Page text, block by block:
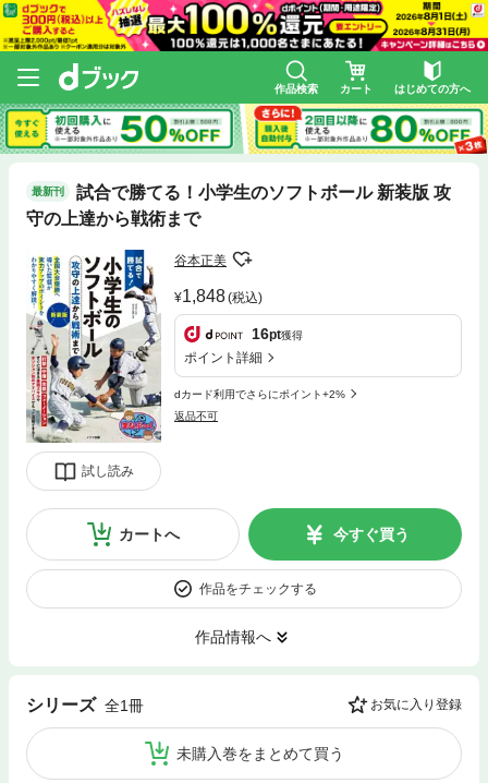
作品検索 カート はじめての方へ
最新刊
試合で勝てる！小学生のソフトボール 新装版 攻
守の上達から戦術まで
試し読み
谷本正美
1,848(税込)
16pt獲得
ポイント詳細
dカード利用でさらにポイント+2%
返品不可
カートへ 今すぐ買う
作品をチェックする
作品情報へ
シリーズ 全1冊 お気に入り登録
未購入巻をまとめて買う